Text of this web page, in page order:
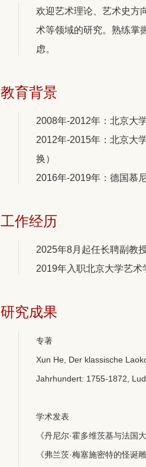
欢迎艺术理论、艺术史方
术等领域的研究。熟练掌
虑。
教育背景
2008年-2012年：北京大
2012年-2015年：北京大
换）
2016年-2019年：德国慕
工作经历
2025年8月起任长聘副教
2019年入职北京大学艺术
研究成果
专著
Xun He, Der klassische
Jahrhundert: 1755-1872,
学术发表
《丹尼尔·霍多维茨基与法国
《弗兰茨·梅塞施密特的怪